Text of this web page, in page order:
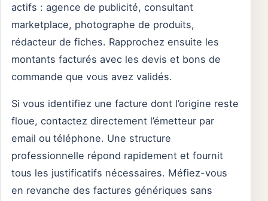
actifs : agence de publicité, consultant
marketplace, photographe de produits,
rédacteur de fiches. Rapprochez ensuite les
montants facturés avec les devis et bons de
commande que vous avez validés.
Si vous identifiez une facture dont l’origine reste
floue, contactez directement l’émetteur par
email ou téléphone. Une structure
professionnelle répond rapidement et fournit
tous les justificatifs nécessaires. Méfiez-vous
en revanche des factures génériques sans